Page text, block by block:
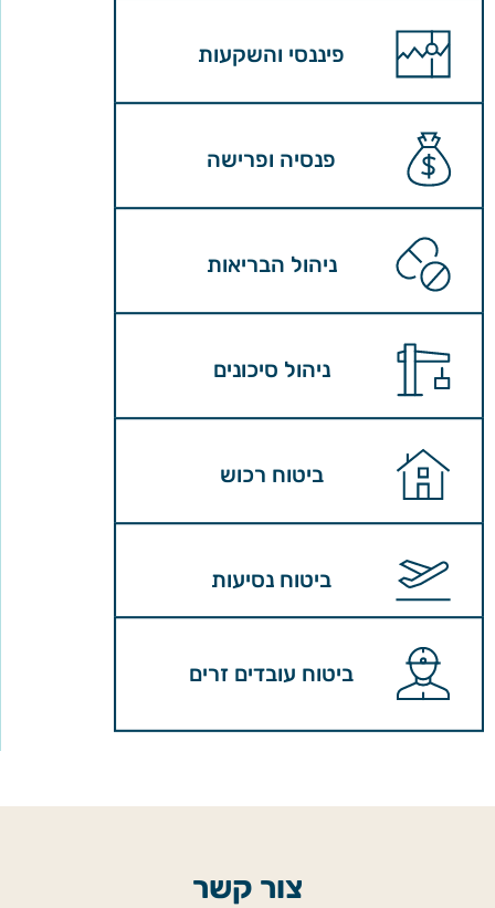
פיננסי והשקעות
פנסיה ופרישה
ניהול הבריאות
ניהול סיכונים
ביטוח רכוש
ביטוח נסיעות
ביטוח עובדים זרים
צור קשר